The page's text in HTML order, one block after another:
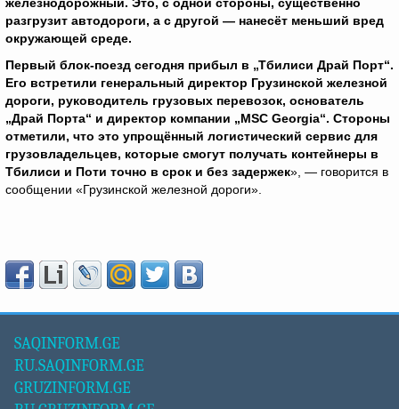
разгрузит автодороги, а с другой — нанесёт меньший вред
окружающей среде.
Первый блок-поезд сегодня прибыл в „Тбилиси Драй Порт“.
Его встретили генеральный директор Грузинской железной
дороги, руководитель грузовых перевозок, основатель
„Драй Порта“ и директор компании „MSC Georgia“. Стороны
отметили, что это упрощённый логистический сервис для
грузовладельцев, которые смогут получать контейнеры в
Тбилиси и Поти точно в срок и без задержек», — говорится в
сообщении «Грузинской железной дороги».
SAQINFORM.GE
RU.SAQINFORM.GE
GRUZINFORM.GE